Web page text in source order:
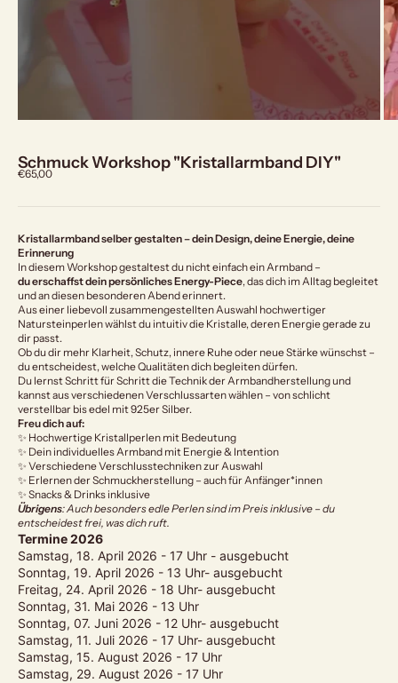
Schmuck Workshop "Kristallarmband DIY"
Angebot
€65,00
Kristallarmband selber gestalten – dein Design, deine Energie, deine
Erinnerung
In diesem Workshop gestaltest du nicht einfach ein Armband –
du erschaffst dein persönliches Energy-Piece, das dich im Alltag begleitet
und an diesen besonderen Abend erinnert.
Aus einer liebevoll zusammengestellten Auswahl hochwertiger
Natursteinperlen wählst du intuitiv die Kristalle, deren Energie gerade zu
dir passt.
Ob du dir mehr Klarheit, Schutz, innere Ruhe oder neue Stärke wünschst –
du entscheidest, welche Qualitäten dich begleiten dürfen.
Du lernst Schritt für Schritt die Technik der Armbandherstellung und
kannst aus verschiedenen Verschlussarten wählen – von schlicht
verstellbar bis edel mit 925er Silber.
Freu dich auf:
✨ Hochwertige Kristallperlen mit Bedeutung
✨ Dein individuelles Armband mit Energie & Intention
✨ Verschiedene Verschlusstechniken zur Auswahl
✨ Erlernen der Schmuckherstellung – auch für Anfänger*innen
✨ Snacks & Drinks inklusive
Übrigens: Auch besonders edle Perlen sind im Preis inklusive – du
entscheidest frei, was dich ruft.
Termine 2026
Samstag, 18. April 2026 - 17 Uhr - ausgebucht
Sonntag, 19. April 2026 - 13 Uhr- ausgebucht
Freitag, 24. April 2026 - 18 Uhr- ausgebucht
Sonntag, 31. Mai 2026 - 13 Uhr
Sonntag, 07. Juni 2026 - 12 Uhr- ausgebucht
Samstag, 11. Juli 2026 - 17 Uhr- ausgebucht
Samstag, 15. August 2026 - 17 Uhr
Samstag, 29. August 2026 - 17 Uhr